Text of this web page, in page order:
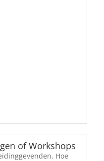
of Workshops
Hoe